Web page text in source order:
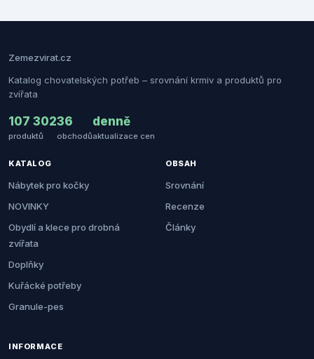
Zemezvirat.cz
Katalog chovatelských potřeb – srovnání krmiv a produktů pro
zvířata
107 302
produktů
36
obchodů
denně
aktualizace cen
KATALOG
Nábytek pro kočky
NOVINKY
Obydlí a klece pro drobná
zvířata
Doplňky
Kuřácké potřeby
Granule-pes
OBSAH
Srovnání
Recenze
Články
INFORMACE